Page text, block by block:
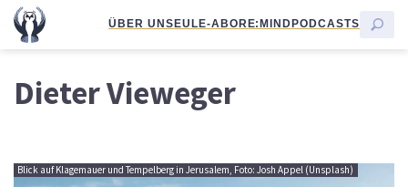
ÜBER UNSEULE-ABORE:MINDPODCASTS
Dieter Vieweger
Blick auf Klagemauer und Tempelberg in Jerusalem, Foto: Josh Appel (Unsplash)